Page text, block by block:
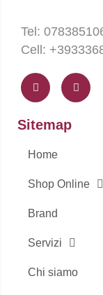
Tel:
Cell:
a
c
e
b
o
-
f
n
s
t
a
Sitemap
Home
Shop Online
Brand
Servizi
Chi siamo